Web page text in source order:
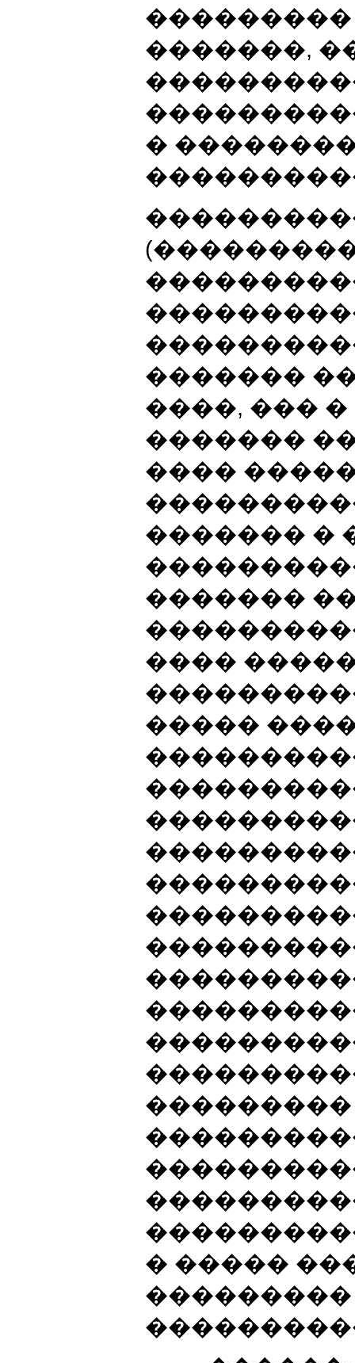
���������
�������,
�
�������
����, ���
�������
����
������� �
�������
����
�����
� �����